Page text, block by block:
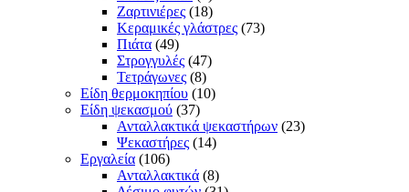
Ζαρτινιέρες (18)
Κεραμικές γλάστρες (73)
Πιάτα (49)
Στρογγυλές (47)
Τετράγωνες (8)
Είδη θερμοκηπίου (10)
Είδη ψεκασμού (37)
Ανταλλακτικά ψεκαστήρων (23)
Ψεκαστήρες (14)
Εργαλεία (106)
Ανταλλακτικά (8)